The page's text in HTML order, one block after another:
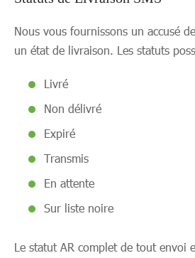
Nous vous fournissons un accusé
un état de livraison. Les statuts
Livré
Non délivré
Expiré
Transmis
En attente
Sur liste noire
Le statut AR complet de tout envoi